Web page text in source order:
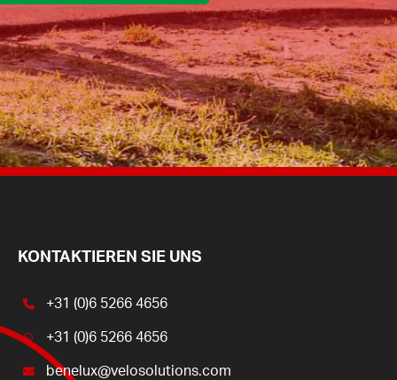
KONTAKTIEREN SIE UNS
+31 (0)6 5266 4656
+31 (0)6 5266 4656
benelux@velosolutions.com